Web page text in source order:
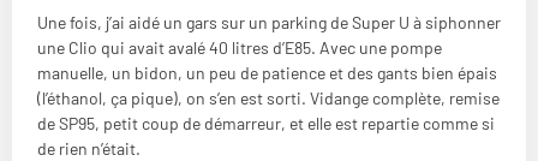
Une fois, j’ai aidé un gars sur un parking de Super U à siphonner
une Clio qui avait avalé 40 litres d’E85. Avec une pompe
manuelle, un bidon, un peu de patience et des gants bien épais
(l’éthanol, ça pique), on s’en est sorti. Vidange complète, remise
de SP95, petit coup de démarreur, et elle est repartie comme si
de rien n’était.